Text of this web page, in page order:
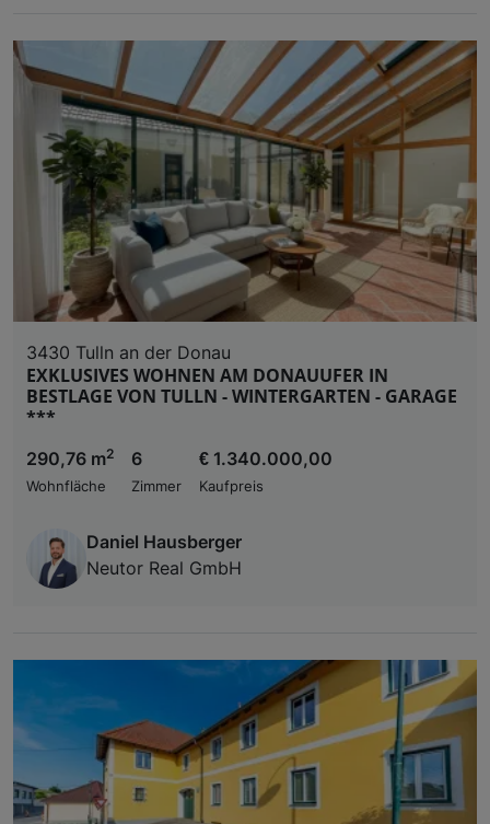
3430 Tulln an der Donau
EXKLUSIVES WOHNEN AM DONAUUFER IN
BESTLAGE VON TULLN - WINTERGARTEN - GARAGE
***
290,76 m2
Wohnfläche
6
Zimmer
€ 1.340.000,00
Kaufpreis
Daniel Hausberger
Neutor Real GmbH